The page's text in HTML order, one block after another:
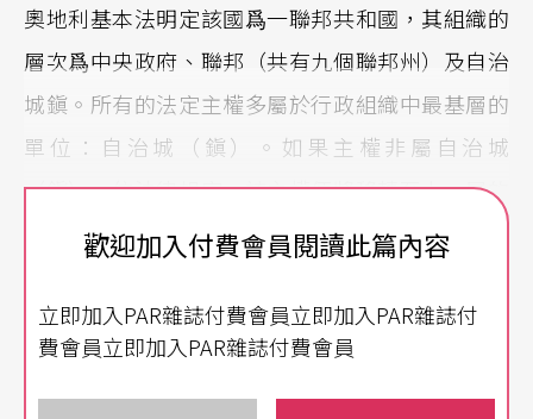
奧地利基本法明定該國爲一聯邦共和國，其組織的
層次爲中央政府、聯邦（共有九個聯邦州）及自治
城鎭。所有的法定主權多屬於行政組織中最基層的
單位：自治城（鎭）。如果主權非屬自治城
（鎭），依法律規定，該主權便將移轉至上一層的
單位，在課稅及權責方面亦是如此，除非有條法律
央政府或聯邦政府接管。這種制度和某些國家的行
政體制便極不相同，比如說在法國，所有的主權全
歸屬於中央政府，而中央政府再將權力移交給地方
歡迎加入付費會員閱讀此篇內容
立即加入PAR雜誌付費會員立即加入PAR雜誌付
費會員立即加入PAR雜誌付費會員